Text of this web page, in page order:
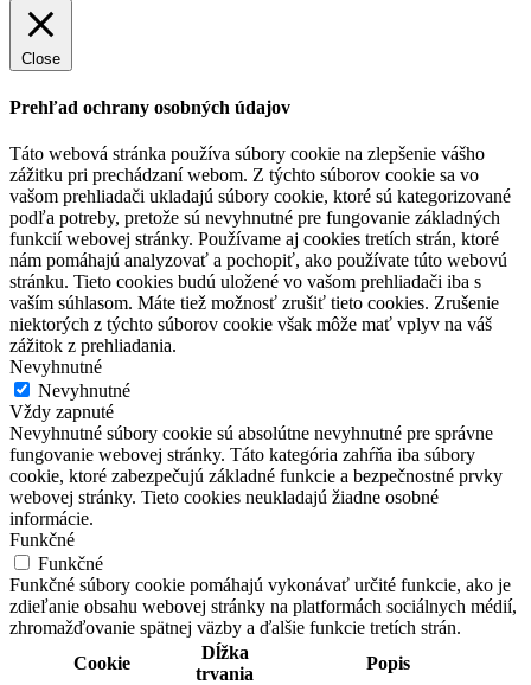
Close
Prehľad ochrany osobných údajov
Táto webová stránka používa súbory cookie na zlepšenie vášho
zážitku pri prechádzaní webom. Z týchto súborov cookie sa vo
vašom prehliadači ukladajú súbory cookie, ktoré sú kategorizované
podľa potreby, pretože sú nevyhnutné pre fungovanie základných
funkcií webovej stránky. Používame aj cookies tretích strán, ktoré
nám pomáhajú analyzovať a pochopiť, ako používate túto webovú
stránku. Tieto cookies budú uložené vo vašom prehliadači iba s
vaším súhlasom. Máte tiež možnosť zrušiť tieto cookies. Zrušenie
niektorých z týchto súborov cookie však môže mať vplyv na váš
zážitok z prehliadania.
Nevyhnutné
Nevyhnutné
Vždy zapnuté
Nevyhnutné súbory cookie sú absolútne nevyhnutné pre správne
fungovanie webovej stránky. Táto kategória zahŕňa iba súbory
cookie, ktoré zabezpečujú základné funkcie a bezpečnostné prvky
webovej stránky. Tieto cookies neukladajú žiadne osobné
informácie.
Funkčné
Funkčné
Funkčné súbory cookie pomáhajú vykonávať určité funkcie, ako je
zdieľanie obsahu webovej stránky na platformách sociálnych médií,
zhromažďovanie spätnej väzby a ďalšie funkcie tretích strán.
Cookie
Dĺžka
trvania
Popis